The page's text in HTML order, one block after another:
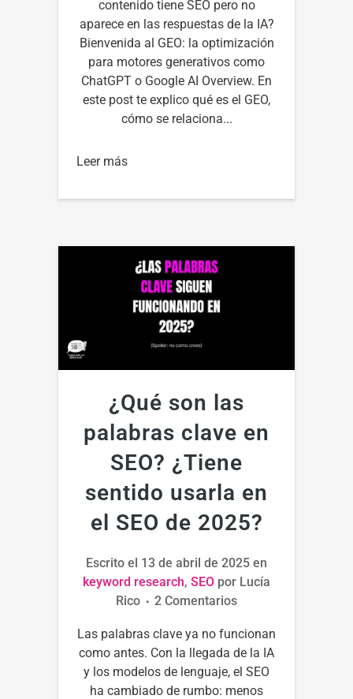
contenido tiene SEO pero no
aparece en las respuestas de la IA?
Bienvenida al GEO: la optimización
para motores generativos como
ChatGPT o Google AI Overview. En
este post te explico qué es el GEO,
cómo se relaciona...
Leer más
¿Qué son las
palabras clave en
SEO? ¿Tiene
sentido usarla en
el SEO de 2025?
Escrito el 13 de abril de 2025 en
keyword research, SEO por Lucía
Rico
2 Comentarios
Las palabras clave ya no funcionan
como antes. Con la llegada de la IA
y los modelos de lenguaje, el SEO
ha cambiado de rumbo: menos